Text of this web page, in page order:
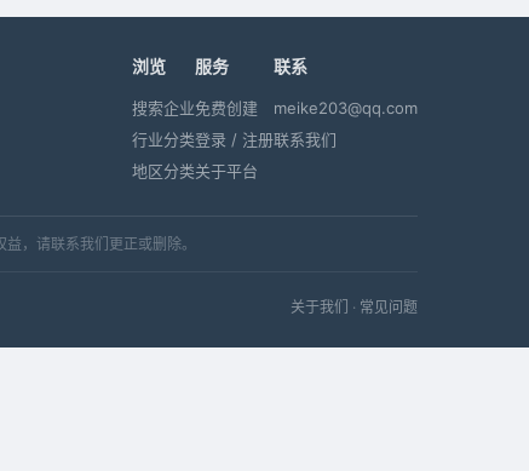
浏览
搜索企业
行业分类
地区分类
服务
免费创建
登录 / 注册
关于平台
联系
meike203@qq.com
联系我们
，请联系我们更正或删除。
关于我们 · 常见问题